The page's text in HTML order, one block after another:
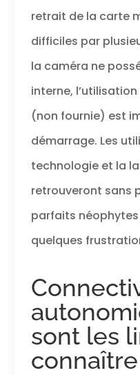
retrait de la carte
difficiles par
la caméra ne
interne,
(non fournie) est
démarrage. Les
technologie et la
retrouveront sans
parfaits
quelques
sont les
connaître